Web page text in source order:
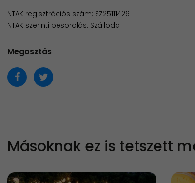
NTAK regisztrációs szám: SZ25111426
NTAK szerinti besorolás: Szálloda
Megosztás
Másoknak ez is tetszett